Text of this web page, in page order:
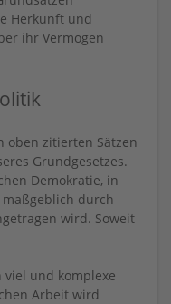
Herkunft und
ihr Vermögen
oben zitierten Sätzen
Grundgesetzes.
Demokratie, in
durch
wird. Soweit
und komplexe
Arbeit wird